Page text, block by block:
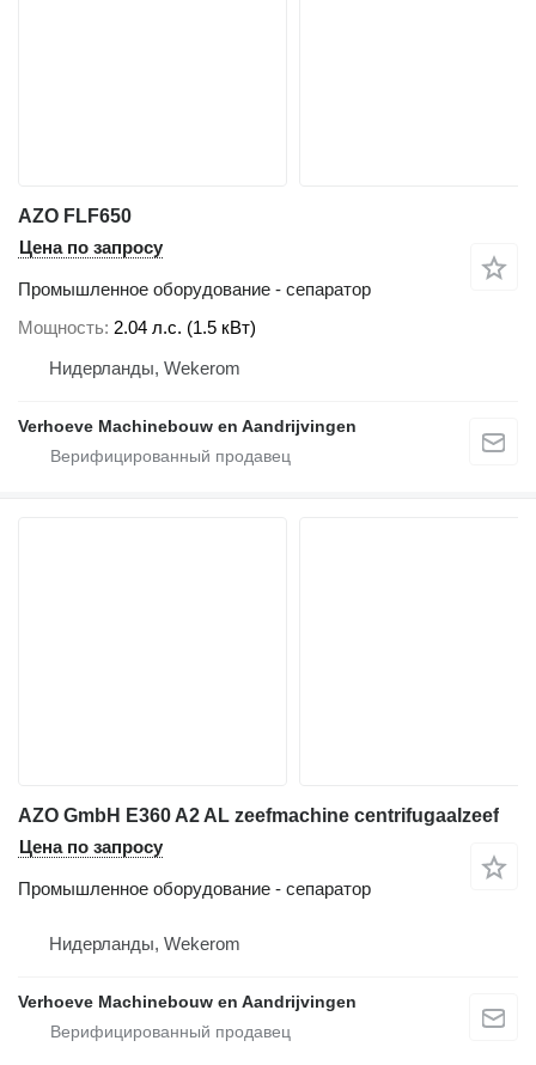
AZO FLF650
Цена по запросу
Промышленное оборудование - сепаратор
Мощность 2.04 л.с. (1.5 кВт)
Нидерланды, Wekerom
Verhoeve Machinebouw en Aandrijvingen
AZO GmbH E360 A2 AL zeefmachine centrifugaalzeef
Цена по запросу
Промышленное оборудование - сепаратор
Нидерланды, Wekerom
Verhoeve Machinebouw en Aandrijvingen